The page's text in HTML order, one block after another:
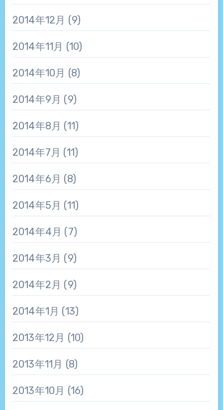
2014年12月 (9)
2014年11月 (10)
2014年10月 (8)
2014年9月 (9)
2014年8月 (11)
2014年7月 (11)
2014年6月 (8)
2014年5月 (11)
2014年4月 (7)
2014年3月 (9)
2014年2月 (9)
2014年1月 (13)
2013年12月 (10)
2013年11月 (8)
2013年10月 (16)